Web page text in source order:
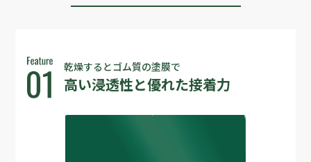
乾燥するとゴム質の塗膜で
高い浸透性と優れた接着力